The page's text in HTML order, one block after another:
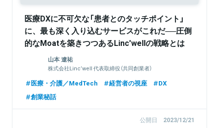
医療DXに不可欠な「患者とのタッチポイント」
に、最も深く入り込むサービスがこれだ──圧倒
的なMoatを築きつつあるLinc'wellの戦略とは
山本 遼祐
株式会社Linc’well 代表取締役（共同創業者）
医療・介護／MedTech 経営者の視座
DX
創業秘話
公開日 2023/12/21